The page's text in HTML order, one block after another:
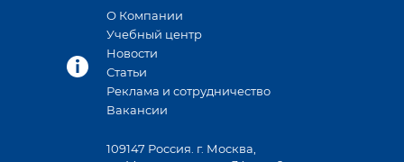
О Компании
Учебный центр
Новости
Статьи
Реклама и сотрудничество
Вакансии
109147 Россия. г. Москва,